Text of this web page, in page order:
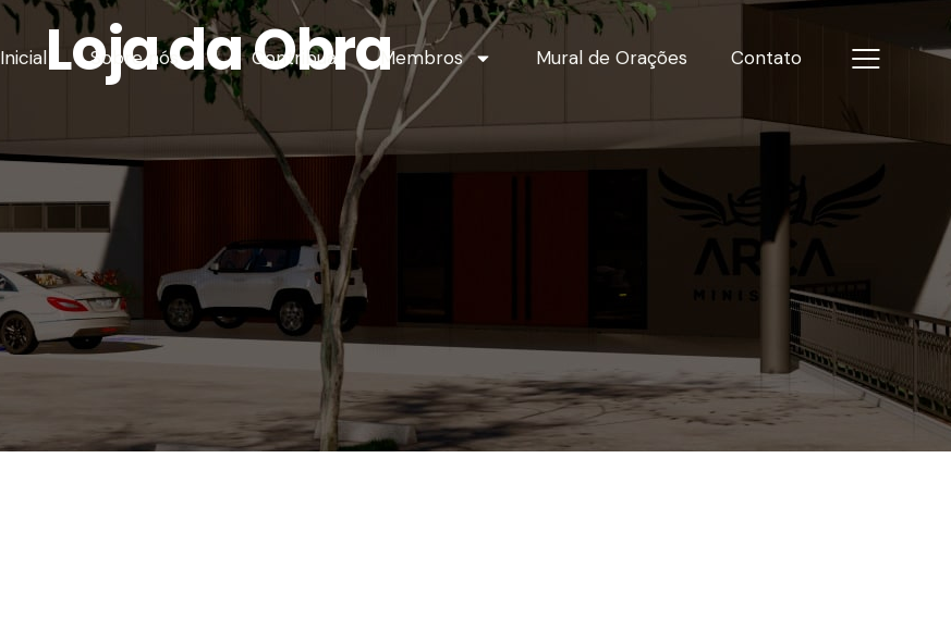
Inicial Sobre nós Contribua Membros Mural de Orações Contato
Loja da Obra